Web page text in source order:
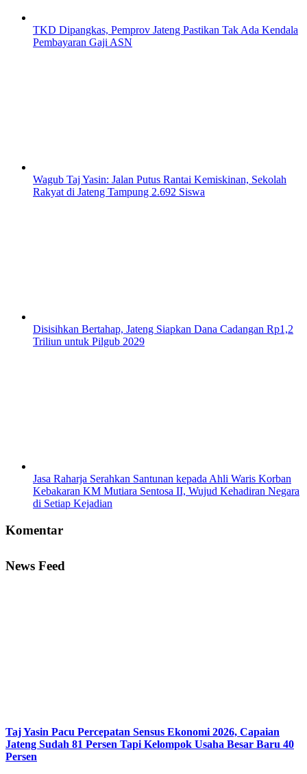
TKD Dipangkas, Pemprov Jateng Pastikan Tak Ada Kendala
Pembayaran Gaji ASN
Wagub Taj Yasin: Jalan Putus Rantai Kemiskinan, Sekolah
Rakyat di Jateng Tampung 2.692 Siswa
Disisihkan Bertahap, Jateng Siapkan Dana Cadangan Rp1,2
Triliun untuk Pilgub 2029
Jasa Raharja Serahkan Santunan kepada Ahli Waris Korban
Kebakaran KM Mutiara Sentosa II, Wujud Kehadiran Negara
di Setiap Kejadian
Komentar
News Feed
Taj Yasin Pacu Percepatan Sensus Ekonomi 2026, Capaian
Jateng Sudah 81 Persen Tapi Kelompok Usaha Besar Baru 40
Persen